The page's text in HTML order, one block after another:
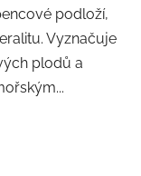
podloží,
Vyznačuje
plodů a